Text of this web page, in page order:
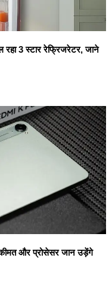
रहा 3 स्टार रेफ्रिजरेटर, जाने
और प्रोसेसर जान उड़ेंगे